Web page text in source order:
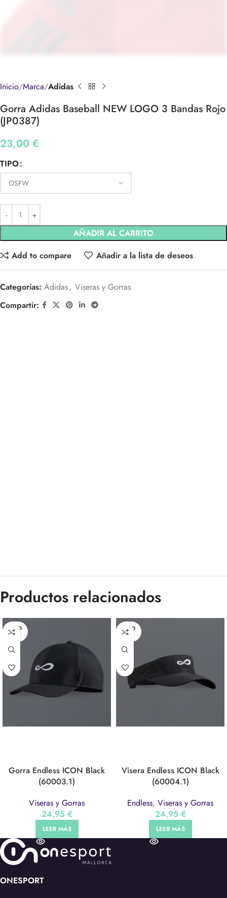
Inicio Marca Adidas
Gorra Adidas Baseball NEW LOGO 3 Bandas Rojo
(JP0387)
23,00 €
TIPO
AÑADIR AL CARRITO
Add to compare
Añadir a la lista de deseos
Categorías: Adidas, Viseras y Gorras
Compartir:
Productos relacionados
SOLD
OUT
Gorra Endless ICON Black
(60003.1)
Viseras y Gorras
24,95 €
LEER MÁS
SOLD
OUT
Visera Endless ICON Black
(60004.1)
Endless, Viseras y Gorras
24,95 €
LEER MÁS
ONESPORT